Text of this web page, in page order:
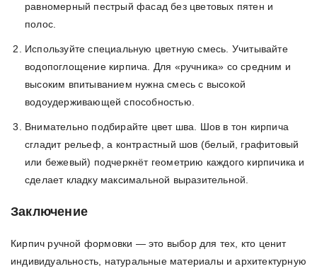
равномерный пестрый фасад без цветовых пятен и
полос.
Используйте специальную цветную смесь. Учитывайте
водопоглощение кирпича. Для «ручника» со средним и
высоким впитыванием нужна смесь с высокой
водоудерживающей способностью.
Внимательно подбирайте цвет шва. Шов в тон кирпича
сгладит рельеф, а контрастный шов (белый, графитовый
или бежевый) подчеркнёт геометрию каждого кирпичика и
сделает кладку максимальной выразительной.
Заключение
Кирпич ручной формовки — это выбор для тех, кто ценит
индивидуальность, натуральные материалы и архитектурную